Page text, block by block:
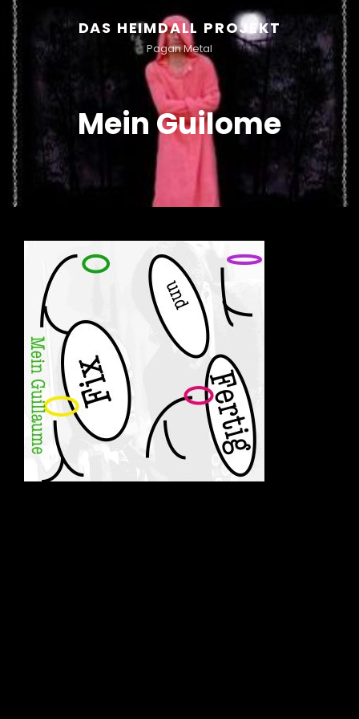
DAS HEIMDALL PROJEKT
Pagan Metal
Mein Guilome